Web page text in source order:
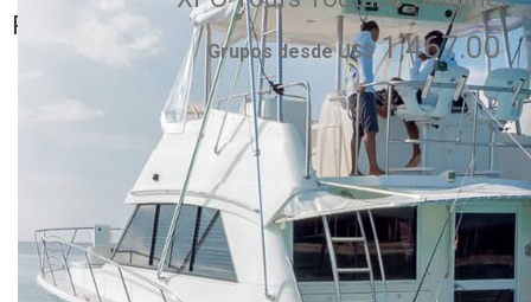
Romana
Bayahibe
Grupos desde US$1,467.00